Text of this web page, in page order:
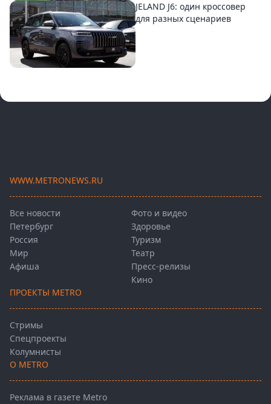
JELAND J6: один кроссовер
для разных сценариев
WWW.METRONEWS.RU
Все новости
Петербург
Россия
Мир
Афиша
Фото и видео
Здоровье
Туризм
Театр
Пресс-релизы
Кино
ПРОЕКТЫ METRO
Стримы
Спецпроекты
Колумнисты
О METRO
Реклама в газете Metro